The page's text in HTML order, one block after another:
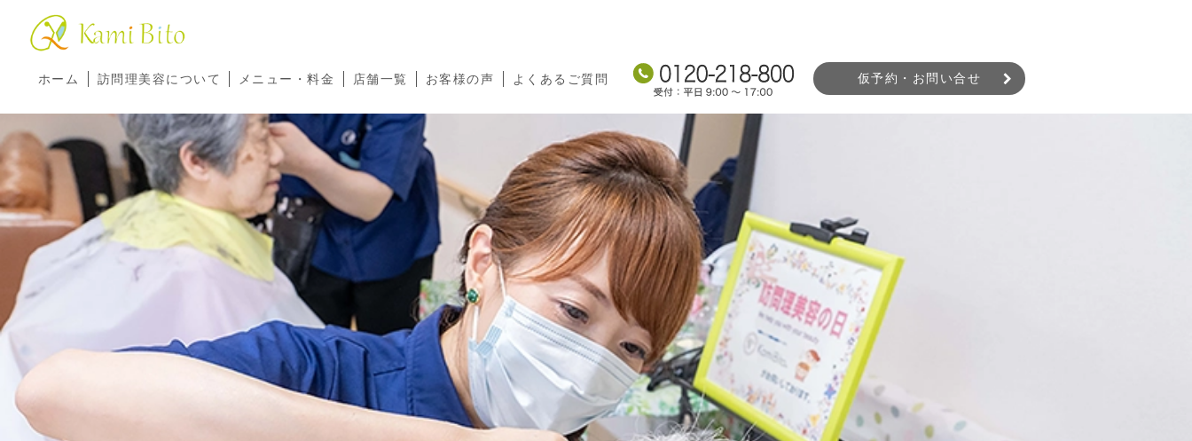
ホーム 訪問理美容について メニュー・料金 店舗一覧 お客様の声 よくあるご質問 仮予約・お問い合せ